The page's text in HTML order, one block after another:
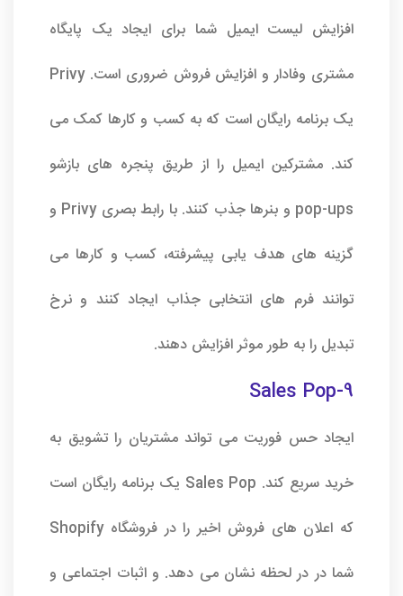
افزایش لیست ایمیل شما برای ایجاد یک پایگاه
مشتری وفادار و افزایش فروش ضروری است. Privy
یک برنامه رایگان است که به کسب و کارها کمک می
کند. مشترکین ایمیل را از طریق پنجره های بازشو
pop-ups و بنرها جذب کنند. با رابط بصری Privy و
گزینه های هدف یابی پیشرفته، کسب و کارها می
توانند فرم های انتخابی جذاب ایجاد کنند و نرخ
تبدیل را به طور موثر افزایش دهند.
9-Sales Pop
ایجاد حس فوریت می تواند مشتریان را تشویق به
خرید سریع کند. Sales Pop یک برنامه رایگان است
که اعلان های فروش اخیر را در فروشگاه Shopify
شما در در لحظه نشان می دهد. و اثبات اجتماعی و